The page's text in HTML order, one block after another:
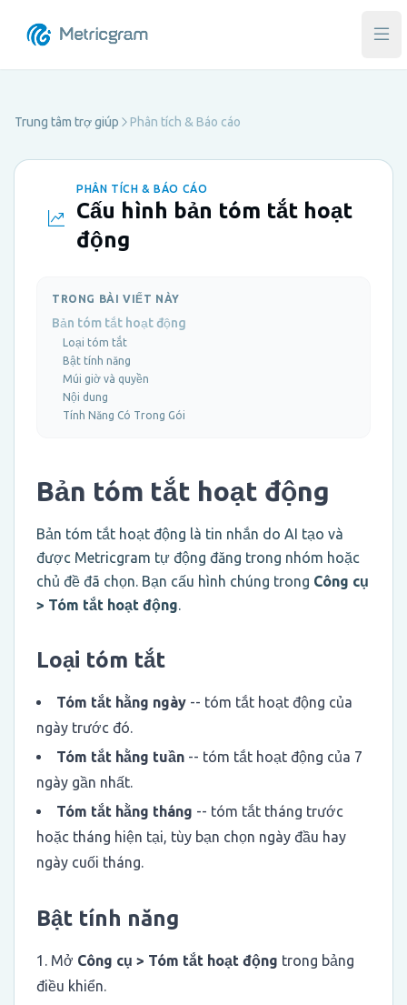
Mở
Trung tâm trợ giúp Phân tích & Báo cáo
PHÂN TÍCH & BÁO CÁO
Cấu hình bản tóm tắt hoạt
động
TRONG BÀI VIẾT NÀY
Bản tóm tắt hoạt động
Loại tóm tắt
Bật tính năng
Múi giờ và quyền
Nội dung
Tính Năng Có Trong Gói
Bản tóm tắt hoạt động
Bản tóm tắt hoạt động là tin nhắn do AI tạo và
được Metricgram tự động đăng trong nhóm hoặc
chủ đề đã chọn. Bạn cấu hình chúng trong Công cụ
> Tóm tắt hoạt động.
Loại tóm tắt
Tóm tắt hằng ngày -- tóm tắt hoạt động của
ngày trước đó.
Tóm tắt hằng tuần -- tóm tắt hoạt động của 7
ngày gần nhất.
Tóm tắt hằng tháng -- tóm tắt tháng trước
hoặc tháng hiện tại, tùy bạn chọn ngày đầu hay
ngày cuối tháng.
Bật tính năng
Mở Công cụ > Tóm tắt hoạt động trong bảng
điều khiển.